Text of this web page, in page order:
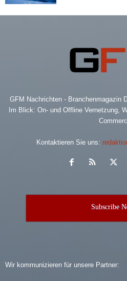
GFM Nachrichten - Branchenmagazin
Im Blick: On- und Offline Vernetzung,
Kontaktieren Sie uns:
Subscribe
Wir kommunizieren für unsere Partner: